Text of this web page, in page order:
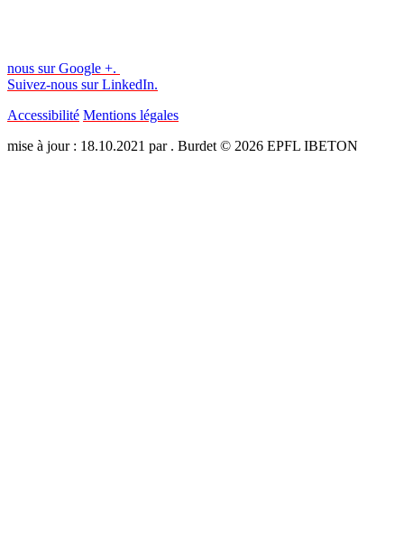
nous sur Google +.
Suivez-nous sur LinkedIn.
Accessibilité Mentions légales
mise à jour : 18.10.2021 par . Burdet © 2026 EPFL IBETON